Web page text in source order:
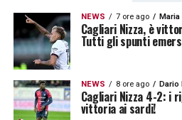
NEWS 7 ore ago Maria
Cagliari Nizza, è
Tutti gli spunti
NEWS 8 ore ago Dario
Cagliari Nizza 4-2: i
vittoria ai sardi!